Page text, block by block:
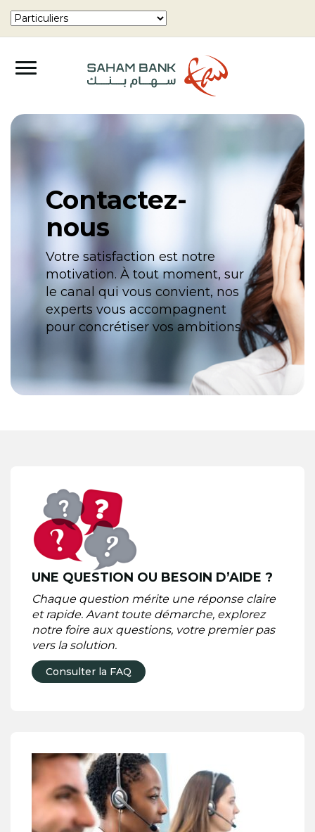
Contactez-
nous
Votre satisfaction est notre
motivation. À tout moment, sur
le canal qui vous convient, nos
experts vous accompagnent
pour concrétiser vos ambitions.
UNE QUESTION OU BESOIN D’AIDE ?
Chaque question mérite une réponse claire
et rapide. Avant toute démarche, explorez
notre foire aux questions, votre premier pas
vers la solution.
Consulter la FAQ